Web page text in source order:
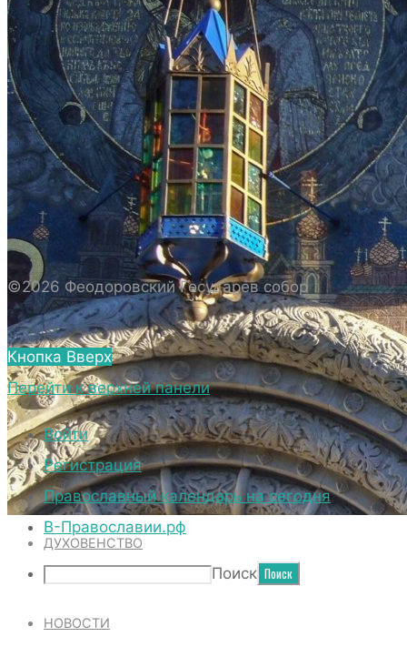
О СОБОРЕ
ИСТОРИЯ СОБОРА
ИСТОРИЯ ФЕОДОРОВСКОГО ГОСУДАРЕВА
СОБОРА
ПОЛОЖЕНИЕ И ВНУТРЕННИЙ
РАСПОРЯДОК СОБОРА
БИОГРАФИЧЕСКИЕ ДАННЫЕ
СВЯЩЕННОСЛУЖИТЕЛЕЙ СОБОРА.
ВНЕШНИЙ ВИД
ВНЕШНИЙ ВИД СОБОРА
ВЕРХНИЙ ХРАМ ФЕОДОРОВСКОГО
ГОСУДАРЕВА СОБОРА
НИЖНИЙ ХРАМ ФЕОДОРОВСКОГО
ГОСУДАРЕВА СОБОРА
ТЕРРИТОРИЯ СОБОРА
ДУХОВЕНСТВО
НОВОСТИ
14
©2026 Феодоровский Государев собор
Кнопка Вверх
Перейти к верхней панели
Войти
Регистрация
Православный календарь на сегодня
В-Православии.рф
Поиск